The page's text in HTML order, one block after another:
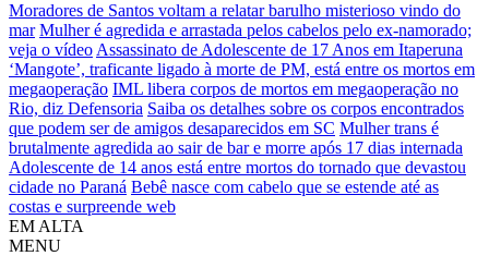
Moradores de Santos voltam a relatar barulho misterioso vindo do
mar Mulher é agredida e arrastada pelos cabelos pelo ex-namorado;
veja o vídeo Assassinato de Adolescente de 17 Anos em Itaperuna
‘Mangote’, traficante ligado à morte de PM, está entre os mortos em
megaoperação IML libera corpos de mortos em megaoperação no
Rio, diz Defensoria Saiba os detalhes sobre os corpos encontrados
que podem ser de amigos desaparecidos em SC Mulher trans é
brutalmente agredida ao sair de bar e morre após 17 dias internada
Adolescente de 14 anos está entre mortos do tornado que devastou
cidade no Paraná Bebê nasce com cabelo que se estende até as
costas e surpreende web
EM ALTA
MENU